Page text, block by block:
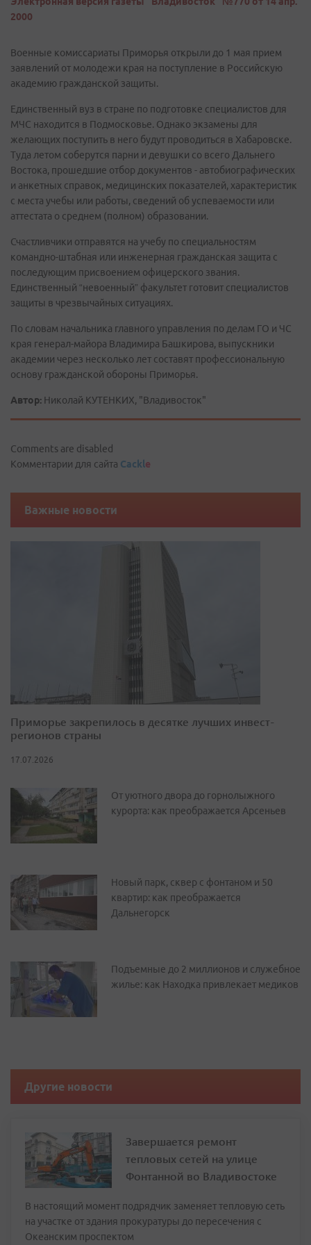
2000
Военные комиссариаты Приморья открыли до 1 мая прием
заявлений от молодежи края на поступление в Российскую
академию гражданской защиты.
Единственный вуз в стране по подготовке специалистов для
МЧС находится в Подмосковье. Однако экзамены для
желающих поступить в него будут проводиться в Хабаровске.
Туда летом соберутся парни и девушки со всего Дальнего
Востока, прошедшие отбор документов - автобиографических
и анкетных справок, медицинских показателей, характеристик
с места учебы или работы, сведений об успеваемости или
аттестата о среднем (полном) образовании.
Счастливчики отправятся на учебу по специальностям
командно-штабная или инженерная гражданская защита с
последующим присвоением офицерского звания.
Единственный “невоенный” факультет готовит специалистов
защиты в чрезвычайных ситуациях.
По словам начальника главного управления по делам ГО и ЧС
края генерал-майора Владимира Башкирова, выпускники
академии через несколько лет составят профессиональную
основу гражданской обороны Приморья.
Автор: Николай КУТЕНКИХ, "Владивосток"
Comments are disabled
Комментарии для сайта Cackle
Важные новости
Приморье закрепилось в десятке лучших инвест-
регионов страны
17.07.2026
От уютного двора до горнолыжного
курорта: как преображается Арсеньев
Новый парк, сквер с фонтаном и 50
квартир: как преображается
Дальнегорск
Подъемные до 2 миллионов и служебное
жилье: как Находка привлекает медиков
Другие новости
Завершается ремонт
тепловых сетей на улице
Фонтанной во Владивостоке
В настоящий момент подрядчик заменяет тепловую сеть
на участке от здания прокуратуры до пересечения с
Океанским проспектом